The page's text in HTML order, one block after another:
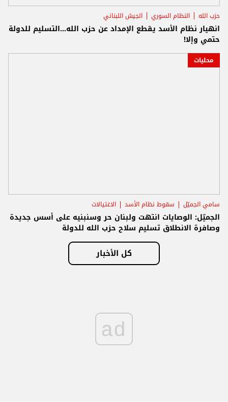
حزب الله النظام السوري الجيش اللبناني
انهيار نظام الأسد يقطع الإمداد عن حزب الله...التسليم للدولة
حتمي وإلا!
محليات
سامي الجميّل سقوط نظام الأسد الاغتيالات
الجميّل: الوصايات انتهت ولبنان حر وسنبنيه على أسس جديدة
وصافرة الانطلاق تسليم سلاح حزب الله للدولة
كل الأخبار
ad